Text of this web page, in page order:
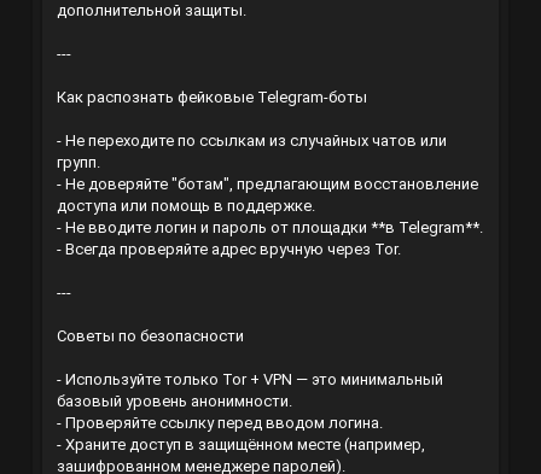
дополнительной защиты.
---
Как распознать фейковые Telegram-боты
- Не переходите по ссылкам из случайных чатов или
групп.
- Не доверяйте "ботам", предлагающим восстановление
доступа или помощь в поддержке.
- Не вводите логин и пароль от площадки **в Telegram**.
- Всегда проверяйте адрес вручную через Tor.
---
Советы по безопасности
- Используйте только Tor + VPN — это минимальный
базовый уровень анонимности.
- Проверяйте ссылку перед вводом логина.
- Храните доступ в защищённом месте (например,
зашифрованном менеджере паролей).